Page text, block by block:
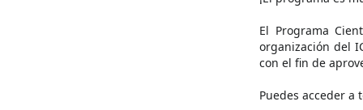
El Programa
organización del
con el fin de
Puedes acceder